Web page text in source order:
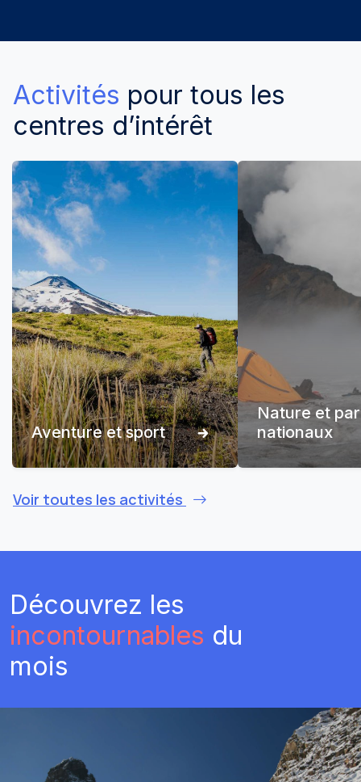
Activités pour tous les
centres d’intérêt
Aventure et sport
Nature et
nationaux
Voir toutes les activités
Découvrez les
incontournables du
mois